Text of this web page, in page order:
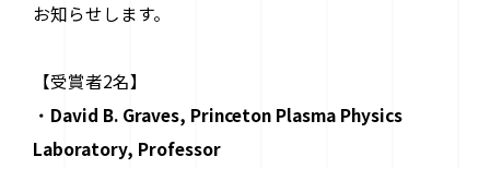
ナショナル・イノベーション・コンプレックス4F
contact@plasma.engg.nagoya-u.ac.jp
お知らせします。
【受賞者2名】
・ David B. Graves, Princeton Plasma Physics
Laboratory, Professor